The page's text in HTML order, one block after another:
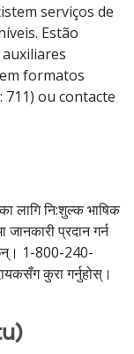
serviços de
Estão
formatos
711) ou contacte
लागि नि:शुल्क भाषिक
प्रदान गर्न
1-800-240-
कुरा गर्नुहोस्।